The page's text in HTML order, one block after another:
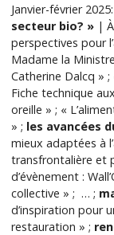
Janvier-février 2025:
secteur bio? » |
perspectives pour
Madame la
Catherine Dalcq » ;
Fiche technique
oreille » ; «
» ; les avancées
mieux adaptées à
transfrontalière et
d’évènement :
collective » ; … ;
d’inspiration pour
restauration » ;